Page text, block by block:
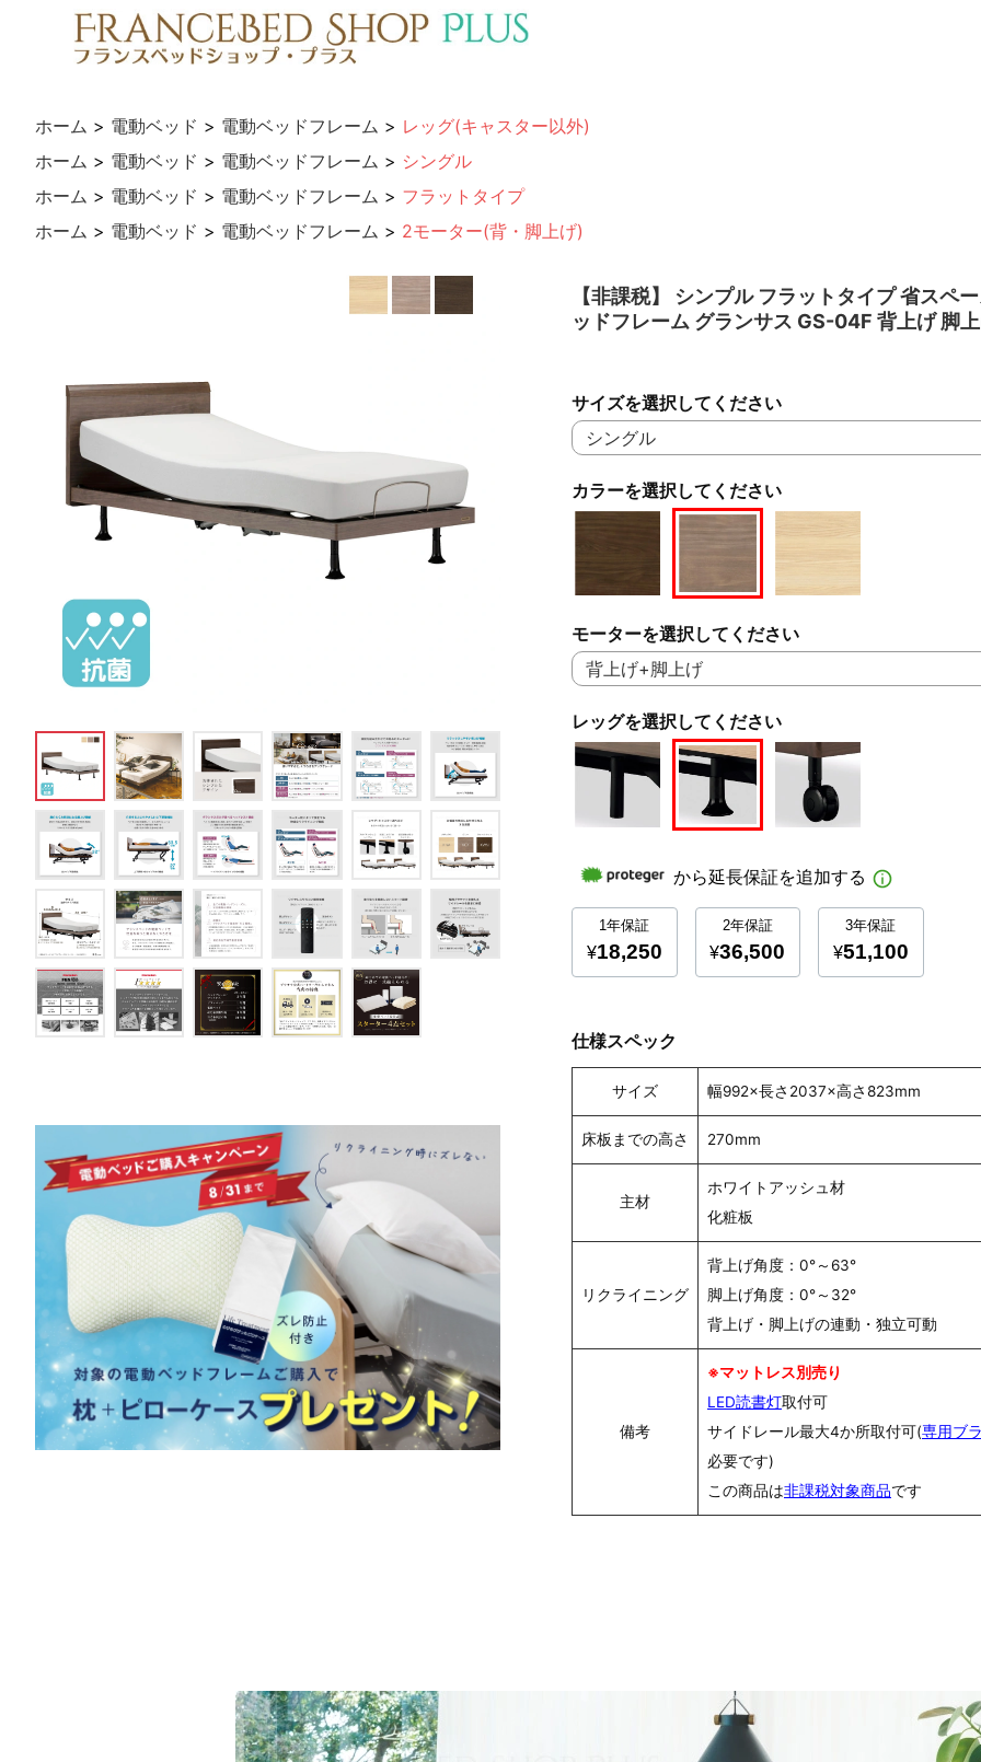
ホーム > 電動ベッド > 電動ベッドフレーム > レッグ(キャスター以外)
ホーム > 電動ベッド > 電動ベッドフレーム > シングル
ホーム > 電動ベッド > 電動ベッドフレーム > フラットタイプ
ホーム > 電動ベッド > 電動ベッドフレーム > 2モーター(背・脚上げ)
【非課税】 シンプル フラットタイプ 省スペ
ッドフレーム グランサス GS-04F 背上げ 脚
カラーを選択してください
サイズを選択してください
モーターを選択してください
レッグを選択してください
仕様スペック
サイズ 幅992×長さ2037×高さ823mm
床板までの高さ 270mm
主材
ホワイトアッシュ材
化粧板
リクライニング
背上げ角度：0°～63°
脚上げ角度：0°～32°
背上げ・脚上げの連動・独立可動
備考
※マットレス別売り
LED読書灯取付可
サイドレール最大4か所取付可(専用ブ
必要です)
この商品は非課税対象商品です